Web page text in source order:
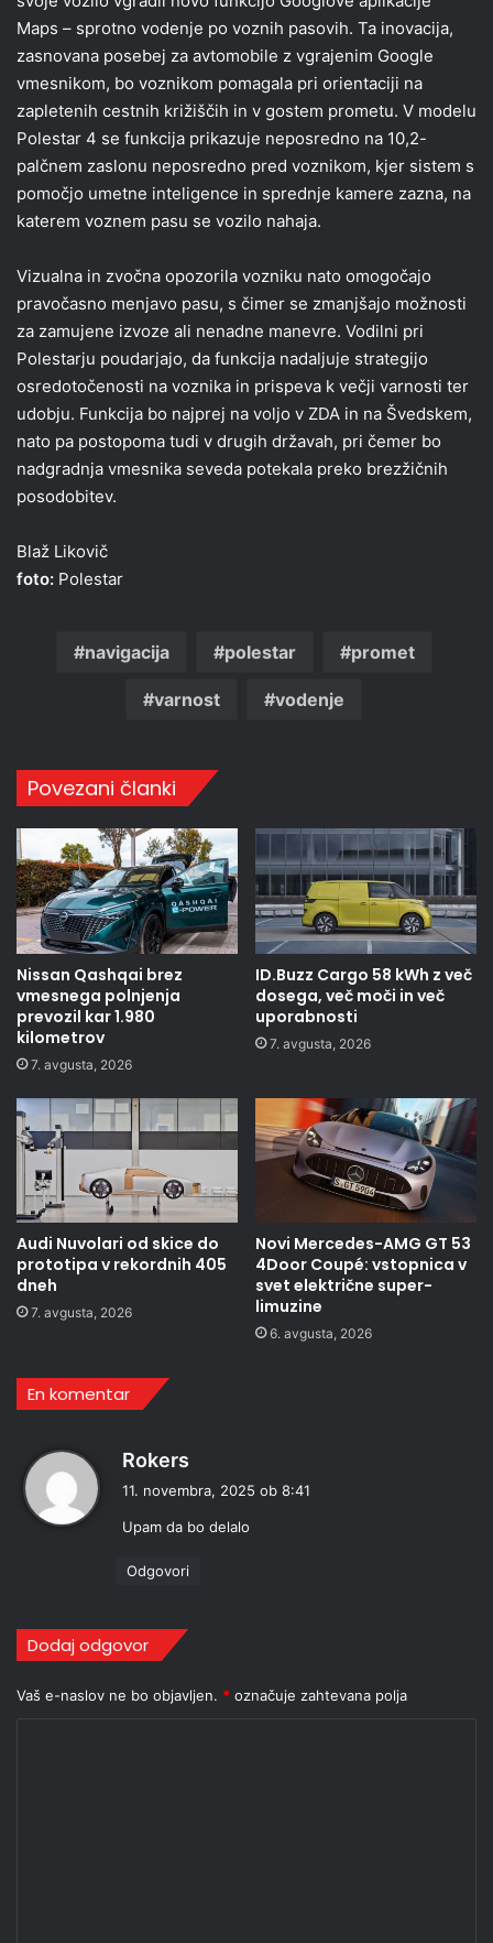
Maps – sprotno vodenje po voznih pasovih. Ta inovacija,
zasnovana posebej za avtomobile z vgrajenim Google
vmesnikom, bo voznikom pomagala pri orientaciji na
zapletenih cestnih križiščih in v gostem prometu. V modelu
Polestar 4 se funkcija prikazuje neposredno na 10,2-
palčnem zaslonu neposredno pred voznikom, kjer sistem s
pomočjo umetne inteligence in sprednje kamere zazna, na
katerem voznem pasu se vozilo nahaja.
Vizualna in zvočna opozorila vozniku nato omogočajo
pravočasno menjavo pasu, s čimer se zmanjšajo možnosti
za zamujene izvoze ali nenadne manevre. Vodilni pri
Polestarju poudarjajo, da funkcija nadaljuje strategijo
osredotočenosti na voznika in prispeva k večji varnosti ter
udobju. Funkcija bo najprej na voljo v ZDA in na Švedskem,
nato pa postopoma tudi v drugih državah, pri čemer bo
nadgradnja vmesnika seveda potekala preko brezžičnih
posodobitev.
Blaž Likovič
foto: Polestar
navigacija polestar promet
varnost vodenje
Povezani članki
Nissan Qashqai brez
vmesnega polnjenja
prevozil kar 1.980
kilometrov
7. avgusta, 2026
ID.Buzz Cargo 58 kWh z več
dosega, več moči in več
uporabnosti
7. avgusta, 2026
Audi Nuvolari od skice do
prototipa v rekordnih 405
dneh
7. avgusta, 2026
Novi Mercedes-AMG GT 53
4Door Coupé: vstopnica v
svet električne super-
limuzine
6. avgusta, 2026
En komentar
Rokers
v
11. novembra, 2025 ob 8:41
Upam da bo delalo
Odgovori
Dodaj odgovor
Vaš e-naslov ne bo objavljen. * označuje zahtevana polja